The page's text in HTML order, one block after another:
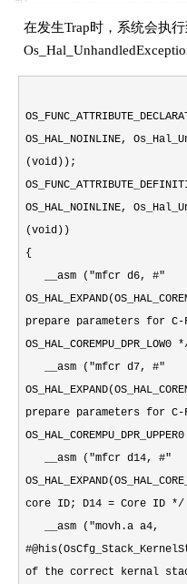
在发生Trap时，系统会执
OS_HAL_NOINLINE,
(void));
OS_HAL_NOINLINE,
(void))
{
__asm ("mfcr d6, #"
prepare parameters for
OS_HAL_COREMPU_DPR_LOW0
__asm ("mfcr d7, #"
prepare parameters for
__asm ("mfcr d14, #"
core ID; D14 = Core ID */
__asm ("movh.a a4,
of the correct kernal